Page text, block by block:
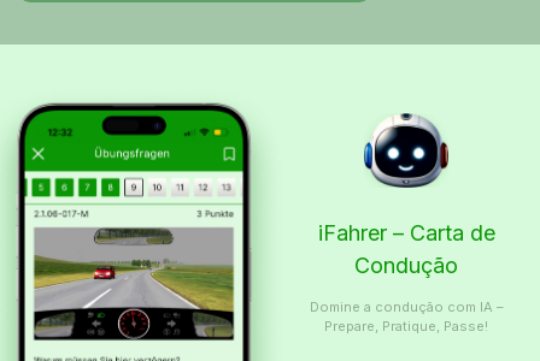
iFahrer – Carta de
Condução
Domine a condução com IA –
Prepare, Pratique, Passe!